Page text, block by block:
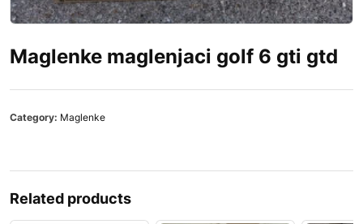
Maglenke maglenjaci golf 6 gti gtd
Category: Maglenke
Related products